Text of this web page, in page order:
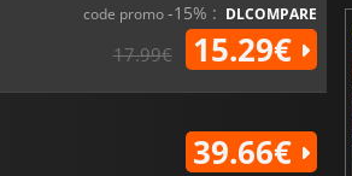
code promo-15% : DLCOMPARE
17.99€ 15.29€
39.66€